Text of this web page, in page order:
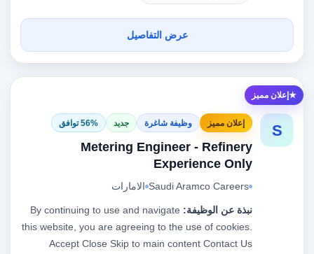
عرض التفاصيل
إعلان مميز
S إعلان مميز وظيفة شاغرة جديد 56% توافق
Metering Engineer - Refinery
Experience Only
Saudi Aramco Careers الامارات
نبذة عن الوظيفة: By continuing to use and navigate
this website, you are agreeing to the use of cookies.
Accept Close Skip to main content Contact Us